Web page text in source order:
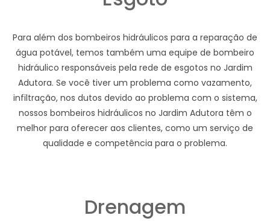
Para além dos bombeiros hidráulicos para a reparação de
água potável, temos também uma equipe de bombeiro
hidráulico responsáveis pela rede de esgotos no Jardim
Adutora. Se você tiver um problema como vazamento,
infiltração, nos dutos devido ao problema com o sistema,
nossos bombeiros hidráulicos no Jardim Adutora têm o
melhor para oferecer aos clientes, como um serviço de
qualidade e competência para o problema.
Drenagem